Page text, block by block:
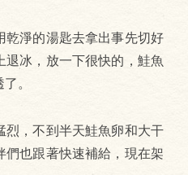
淨的湯匙去拿出事先切好
冰，放一下很快的，鮭魚
。
，不到半天鮭魚卵和大干
們也跟著快速補給，現在架